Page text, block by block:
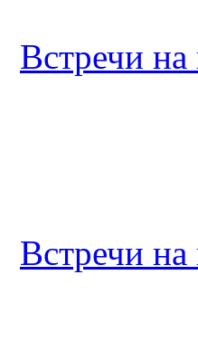
Встречи на
Встречи на